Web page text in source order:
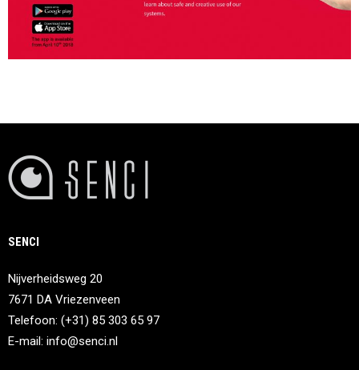
SENCI
Nijverheidsweg 20
7671 DA Vriezenveen
Telefoon: (+31) 85 303 65 97
E-mail: info@senci.nl